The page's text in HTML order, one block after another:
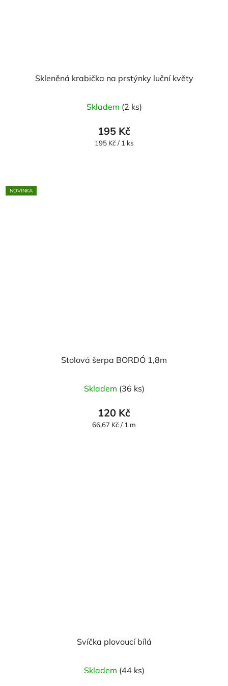
Skleněná krabička na prstýnky luční květy
Skladem (2 ks)
195 Kč
Měrná
195 Kč / 1 ks
NOVINKA
Stolová šerpa BORDÓ 1,8m
Skladem (36 ks)
120 Kč
Měrná
66,67 Kč / 1 m
Svíčka plovoucí bílá
Skladem (44 ks)